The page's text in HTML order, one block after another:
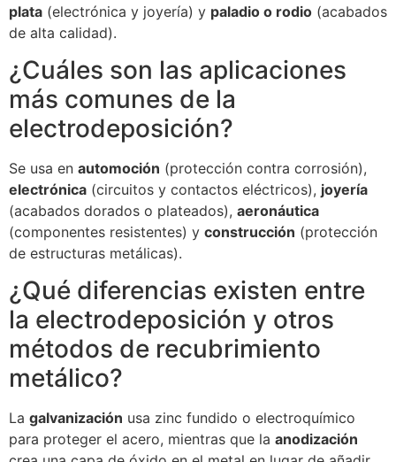
plata (electrónica y joyería) y paladio o rodio (acabados
de alta calidad).
¿Cuáles son las aplicaciones
más comunes de la
electrodeposición?
Se usa en automoción (protección contra corrosión),
electrónica (circuitos y contactos eléctricos), joyería
(acabados dorados o plateados), aeronáutica
(componentes resistentes) y construcción (protección
de estructuras metálicas).
¿Qué diferencias existen entre
la electrodeposición y otros
métodos de recubrimiento
metálico?
La galvanización usa zinc fundido o electroquímico
para proteger el acero, mientras que la anodización